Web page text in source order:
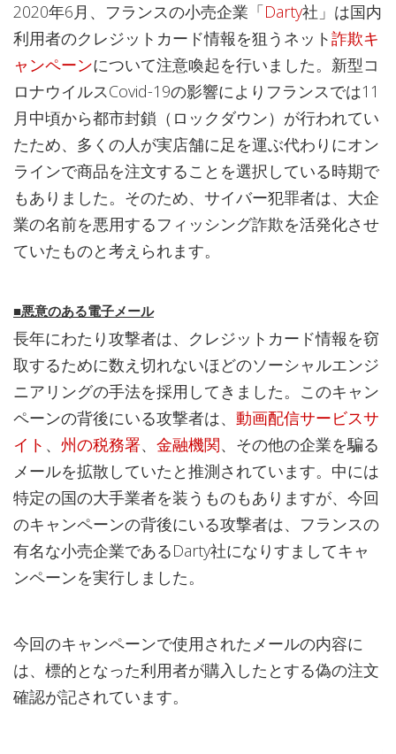
2020年6月、フランスの小売企業「Darty社」は国内
利用者のクレジットカード情報を狙うネット詐欺キ
ャンペーンについて注意喚起を行いました。新型コ
ロナウイルスCovid-19の影響によりフランスでは11
月中頃から都市封鎖（ロックダウン）が行われてい
たため、多くの人が実店舗に足を運ぶ代わりにオン
ラインで商品を注文することを選択している時期で
もありました。そのため、サイバー犯罪者は、大企
業の名前を悪用するフィッシング詐欺を活発化させ
ていたものと考えられます。
■悪意のある電子メール
長年にわたり攻撃者は、クレジットカード情報を窃
取するために数え切れないほどのソーシャルエンジ
ニアリングの手法を採用してきました。このキャン
ペーンの背後にいる攻撃者は、 動画配信サービスサ
イト 、 州の税務署、 金融機関、その他の企業を騙る
メールを拡散していたと推測されています。中には
特定の国の大手業者を装うものもありますが、今回
のキャンペーンの背後にいる攻撃者は、フランスの
有名な小売企業であるDarty社になりすましてキャ
ンペーンを実行しました。
今回のキャンペーンで使用されたメールの内容に
は、標的となった利用者が購入したとする偽の注文
確認が記されています。